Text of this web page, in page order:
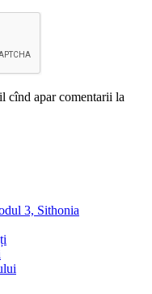
cînd apar comentarii la
3, Sithonia